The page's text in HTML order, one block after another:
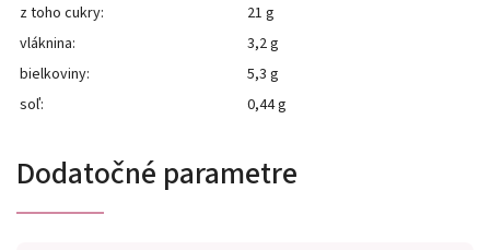
z toho cukry:
21 g
vláknina:
3,2 g
bielkoviny:
5,3 g
soľ:
0,44 g
Dodatočné parametre